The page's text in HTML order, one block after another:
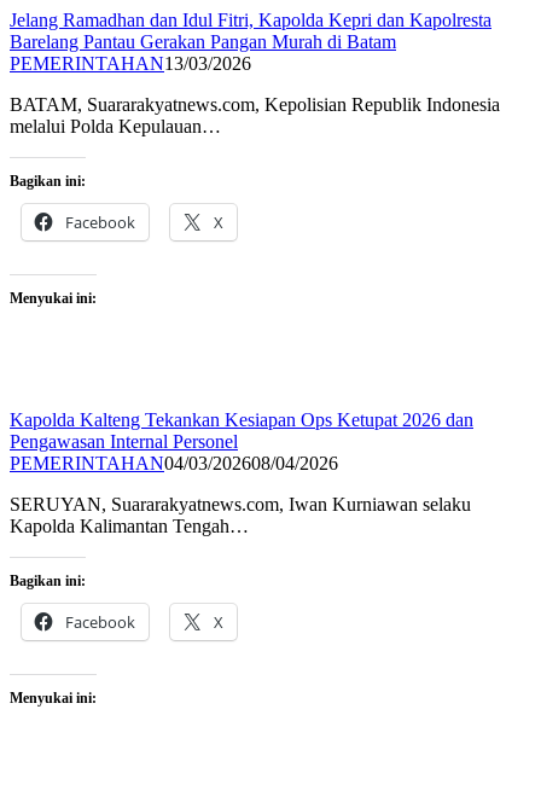
Jelang Ramadhan dan Idul Fitri, Kapolda Kepri dan Kapolresta
Barelang Pantau Gerakan Pangan Murah di Batam
PEMERINTAHAN13/03/2026
BATAM, Suararakyatnews.com, Kepolisian Republik Indonesia
melalui Polda Kepulauan…
Bagikan ini:
Facebook X
Menyukai ini:
Kapolda Kalteng Tekankan Kesiapan Ops Ketupat 2026 dan
Pengawasan Internal Personel
PEMERINTAHAN04/03/202608/04/2026
SERUYAN, Suararakyatnews.com, Iwan Kurniawan selaku
Kapolda Kalimantan Tengah…
Bagikan ini:
Facebook X
Menyukai ini: